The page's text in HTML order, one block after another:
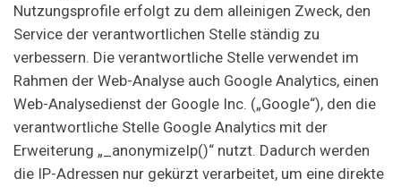
Nutzungsprofile erfolgt zu dem alleinigen Zweck, den
Service der verantwortlichen Stelle ständig zu
verbessern. Die verantwortliche Stelle verwendet im
Rahmen der Web-Analyse auch Google Analytics, einen
Web-Analysedienst der Google Inc. („Google“), den die
verantwortliche Stelle Google Analytics mit der
Erweiterung „_anonymizeIp()“ nutzt. Dadurch werden
die IP-Adressen nur gekürzt verarbeitet, um eine direkte